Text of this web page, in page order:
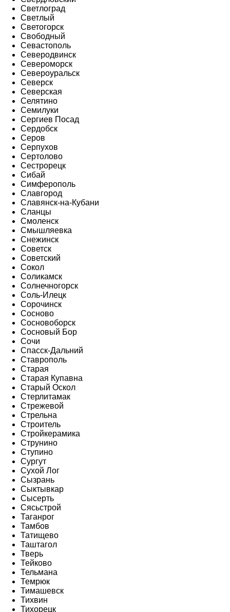
Светлоград
Светлый
Светогорск
Свободный
Севастополь
Северодвинск
Североморск
Североуральск
Северск
Северская
Селятино
Семилуки
Сергиев Посад
Сердобск
Серов
Серпухов
Сертолово
Сестрорецк
Сибай
Симферополь
Славгород
Славянск-на-Кубани
Сланцы
Смоленск
Смышляевка
Снежинск
Советск
Советский
Сокол
Соликамск
Солнечногорск
Соль-Илецк
Сорочинск
Сосново
Сосновоборск
Сосновый Бор
Сочи
Спасск-Дальний
Ставрополь
Старая
Старая Купавна
Старый Оскол
Стерлитамак
Стрежевой
Стрельна
Строитель
Стройкерамика
Струнино
Ступино
Сургут
Сухой Лог
Сызрань
Сыктывкар
Сысерть
Сясьстрой
Таганрог
Тамбов
Татищево
Таштагол
Тверь
Тейково
Тельмана
Темрюк
Тимашевск
Тихвин
Тихорецк